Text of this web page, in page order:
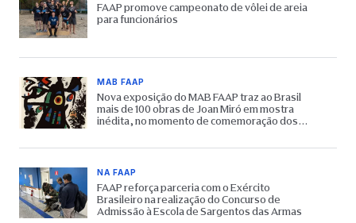
FAAP promove campeonato de vôlei de areia
para funcionários
MAB FAAP
Nova exposição do MAB FAAP traz ao Brasil
mais de 100 obras de Joan Miró em mostra
inédita, no momento de comemoração dos
NA FAAP
FAAP reforça parceria com o Exército
Brasileiro na realização do Concurso de
Admissão à Escola de Sargentos das Armas